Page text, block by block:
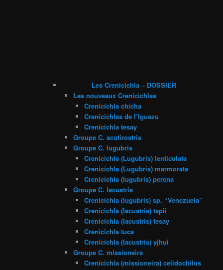
Les Crenicichla – DOSSIER
Les nouveaux Crenicichlas
Crenicichla chicha
Crenicichlas de l’Iguazu
Crenicichla tesay
Groupe C. acutirostris
Groupe C. lugubris
Crenicichla (Lugubris) lenticulata
Crenicichla (Lugubris) marmorata
Crenicichla (lugubris) percna
Groupe C. lacustris
Crenicichla (lugubris) sp. “Venezuela”
Crenicichla (lacustris) tapii
Crenicichla (lacustris) tesay
Crenicichla tuca
Crenicichla (lacustris) yjhui
Groupe C. missioneira
Crenicichla (missioneira) celidochilus